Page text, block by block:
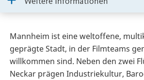
Mannheim ist eine weltoffene,
geprägte Stadt, in der Filmteams
willkommen sind. Neben den zwei
Neckar prägen Industriekultur,